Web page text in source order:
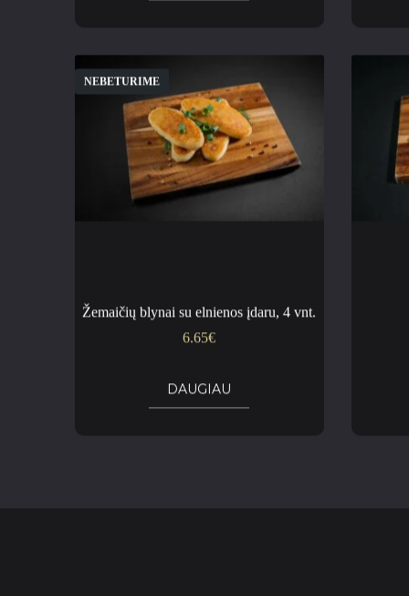
NEBETURIME
Žemaičių blynai su elnienos įdaru, 4 vnt.
6.65€
DAUGIAU